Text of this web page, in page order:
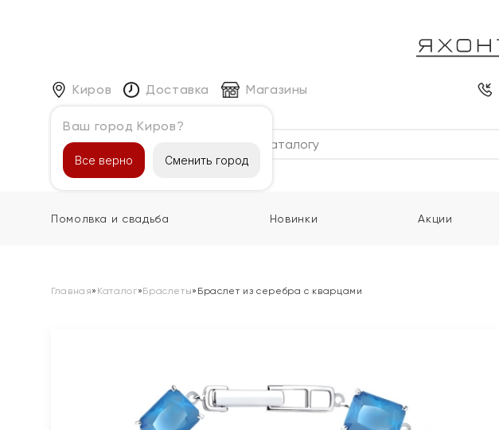
Киров
Ваш город Киров?
Все верно Сменить город
Доставка Магазины
Каталог
Помолвка и свадьба Новинки Акции
Главная» Каталог»Браслеты» Браслет из серебра с кварцами